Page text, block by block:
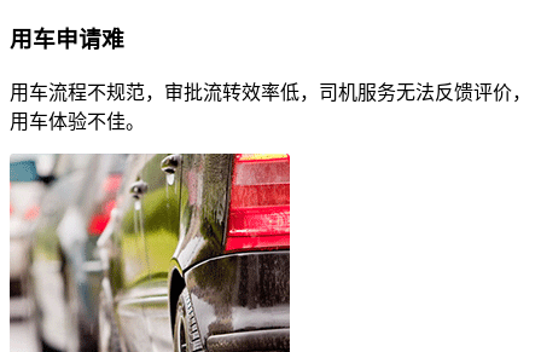
用车申请难
用车流程不规范，审批流转效率低，司机服务无法反馈评价，
用车体验不佳。